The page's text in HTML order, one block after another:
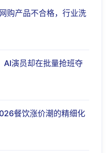
购产品不合格，行业洗
AI演员却在批量抢班夺
餐饮涨价潮的精细化